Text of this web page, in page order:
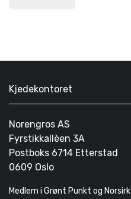
Kjedekontoret
Norengros AS
Fyrstikkallèen 3A
Postboks 6714 Etterstad
0609 Oslo
Medlem i Grønt Punkt og Norsirk